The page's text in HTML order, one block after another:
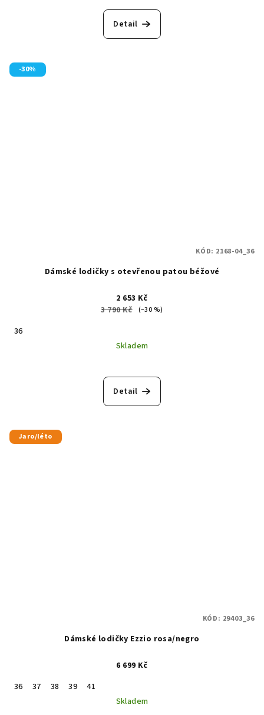
Detail
-30%
Dámské lodičky s otevřenou patou béžové
2 653 Kč
3 790 Kč
(–30 %)
36
Skladem
Detail
KÓD: 2168-04_36
Jaro/léto
Dámské lodičky Ezzio rosa/negro
6 699 Kč
36
37 38 39
41
Skladem
KÓD: 29403_36